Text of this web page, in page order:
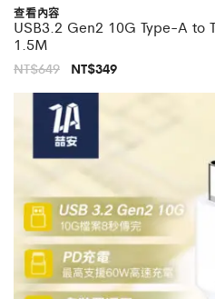
查看內容
USB3.2 Gen2 10G Type-A to
1.5M
NT$649 原
價
格：
NT$649。
NT$349目
價